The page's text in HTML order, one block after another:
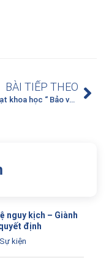
BÀI TIẾP THEO
Sinh hoạt khoa học “ Bảo vệ toàn diện cho bệnh nhân tim mạch – chuyển hóa”1
nguy kịch – Giành
định
kiện